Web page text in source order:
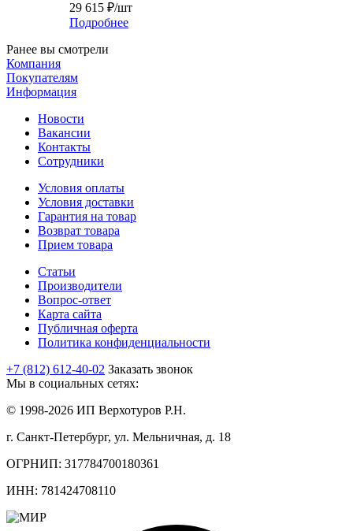
29 615 ₽/шт
Подробнее
Ранее вы смотрели
Компания
Покупателям
Информация
Новости
Вакансии
Контакты
Сотрудники
Условия оплаты
Условия доставки
Гарантия на товар
Возврат товара
Прием товара
Статьи
Производители
Вопрос-ответ
Карта сайта
Публичная оферта
Политика конфиденциальности
+7 (812) 612-40-02 Заказать звонок
Мы в социальных сетях:
© 1998-2026 ИП Верхотуров Р.Н.
г. Санкт-Петербург, ул. Мельничная, д. 18
ОГРНИП: 317784700180361
ИНН: 781424708110